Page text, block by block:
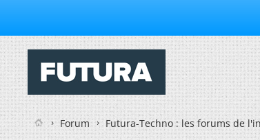
Forum Futura-Techno : les forums de